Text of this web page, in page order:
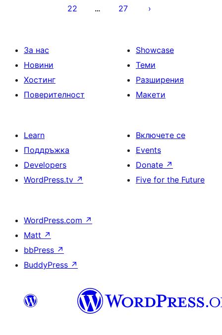
22 … 27
За нас
Новини
Хостинг
Поверителност
Showcase
Теми
Разширения
Макети
Learn
Поддръжка
Developers
WordPress.tv ↗
Включете се
Events
Donate ↗
Five for the Future
WordPress.com ↗
Matt ↗
bbPress ↗
BuddyPress ↗